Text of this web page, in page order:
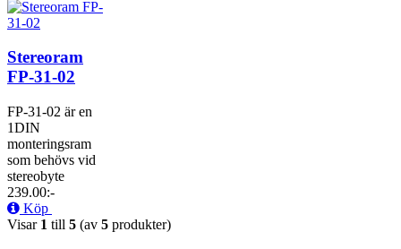
Stereoram
FP-31-02
FP-31-02 är en
1DIN
monteringsram
som behövs vid
stereobyte
239.00:-
Köp
Visar 1 till 5 (av 5 produkter)